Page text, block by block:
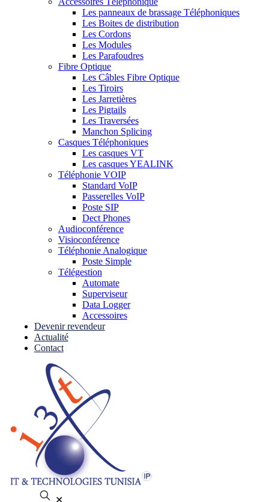
Les panneaux de brassage Téléphoniques
Les Boites de distribution
Les Cordons
Les Modules
Les Parafoudres
Fibre Optique
Les Câbles Fibre Optique
Les Tiroirs
Les Jarretières
Les Pigtails
Les Traversées
Manchon Splicing
Casques Téléphoniques
Les casques VT
Les casques YEALINK
Téléphonie VOIP
Standard VoIP
Passerelles VoIP
Poste SIP
Dect Phones
Audioconférence
Visioconférence
Téléphonie Analogique
Poste Simple
Télégestion
Automate
Superviseur
Data Logger
Accessoires
Devenir revendeur
Actualité
Contact
✕